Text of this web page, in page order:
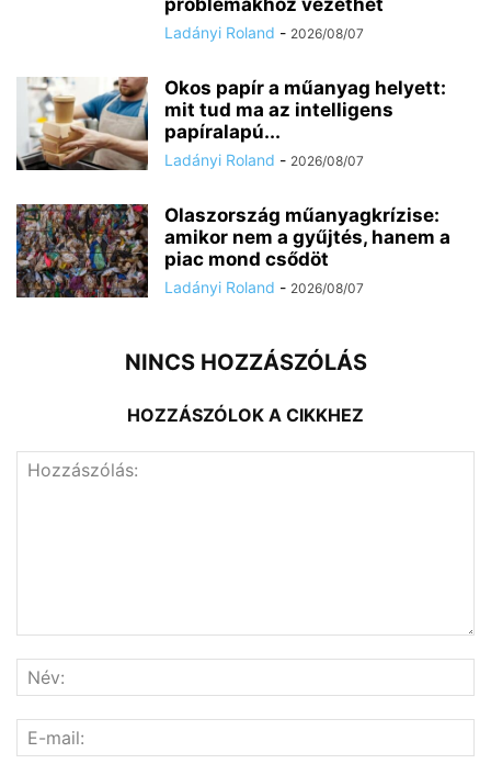
Ladányi Roland - 2026/08/07
Okos papír a műanyag helyett:
mit tud ma az intelligens
papíralapú...
Ladányi Roland - 2026/08/07
Olaszország műanyagkrízise:
amikor nem a gyűjtés, hanem a
piac mond csődöt
Ladányi Roland - 2026/08/07
NINCS HOZZÁSZÓLÁS
HOZZÁSZÓLOK A CIKKHEZ